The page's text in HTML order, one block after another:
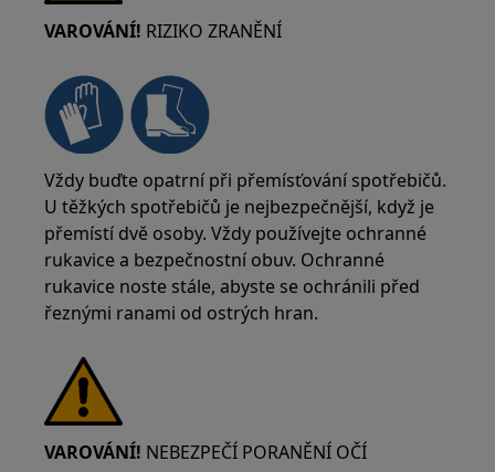
VAROVÁNÍ! RIZIKO ZRANĚNÍ
Vždy buďte opatrní při přemísťování spotřebičů.
U těžkých spotřebičů je nejbezpečnější, když je
přemístí dvě osoby. Vždy používejte ochranné
rukavice a bezpečnostní obuv. Ochranné
rukavice noste stále, abyste se ochránili před
řeznými ranami od ostrých hran.
VAROVÁNÍ! NEBEZPEČÍ PORANĚNÍ OČÍ